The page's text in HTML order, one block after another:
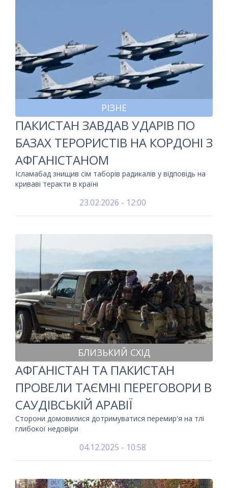
РІЗНЕ
ПАКИСТАН ЗАВДАВ УДАРІВ ПО
БАЗАХ ТЕРОРИСТІВ НА КОРДОНІ З
АФГАНІСТАНОМ
Ісламабад знищив сім таборів радикалів у відповідь на
криваві теракти в країні
23.02.2026 - 12:00
БЛИЗЬКИЙ СХІД
АФГАНІСТАН ТА ПАКИСТАН
ПРОВЕЛИ ТАЄМНІ ПЕРЕГОВОРИ В
САУДІВСЬКІЙ АРАВІЇ
Сторони домовилися дотримуватися перемир'я на тлі
глибокої недовіри
04.12.2025 - 10:58